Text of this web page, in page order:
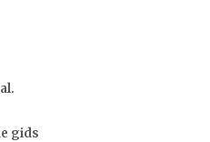
gids